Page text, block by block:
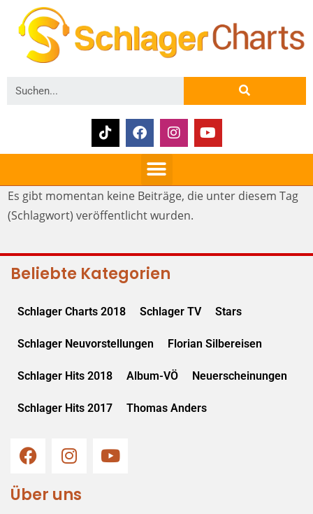
Es gibt momentan keine Beiträge, die unter diesem Tag
(Schlagwort) veröffentlicht wurden.
Beliebte Kategorien
Schlager Charts 2018 Schlager TV Stars
Schlager Neuvorstellungen Florian Silbereisen
Schlager Hits 2018 Album-VÖ Neuerscheinungen
Schlager Hits 2017 Thomas Anders
Über uns